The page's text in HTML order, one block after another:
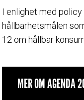
I enlighet med
hållbarhetsmålen
12 om hållbar
MER OM AGENDA